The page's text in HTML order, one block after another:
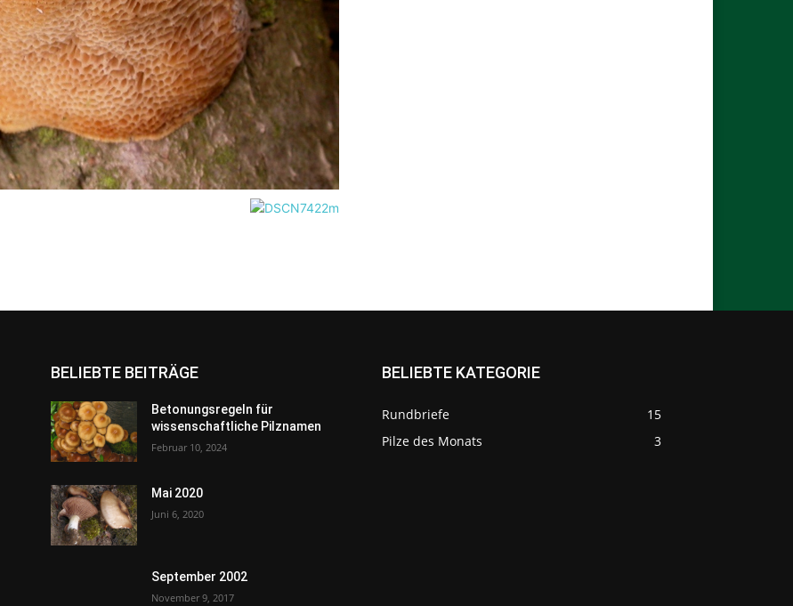
BELIEBTE BEITRÄGE
Betonungsregeln für
wissenschaftliche Pilznamen
Februar 10, 2024
Mai 2020
Juni 6, 2020
September 2002
November 9, 2017
BELIEBTE KATEGORIE
Rundbriefe
15
Pilze des Monats
3